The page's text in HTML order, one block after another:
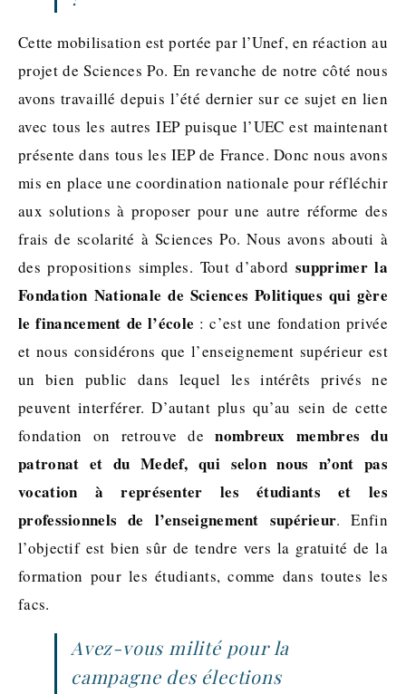
Cette mobilisation est portée par l’Unef, en réaction au
projet de Sciences Po. En revanche de notre côté nous
avons travaillé depuis l’été dernier sur ce sujet en lien
avec tous les autres IEP puisque l’UEC est maintenant
présente dans tous les IEP de France. Donc nous avons
mis en place une coordination nationale pour réfléchir
aux solutions à proposer pour une autre réforme des
frais de scolarité à Sciences Po. Nous avons abouti à
des propositions simples. Tout d’abordsupprimer la
Fondation Nationale de Sciences Politiques qui gère
le financement de l’école : c’est une fondation privée
et nous considérons que l’enseignement supérieur est
un bien public dans lequel les intérêts privés ne
peuvent interférer. D’autant plus qu’au sein de cette
fondation on retrouve denombreux membres du
patronat et du Medef, qui selon nous n’ont pas
vocation à représenter les étudiants et les
professionnels de l’enseignement supérieur. Enfin
l’objectif est bien sûr de tendre vers la gratuité de la
formation pour les étudiants, comme dans toutes les
facs.
Avez-vous milité pour la
campagne des élections